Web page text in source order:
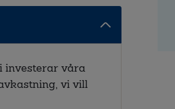
investerar våra
vi vill